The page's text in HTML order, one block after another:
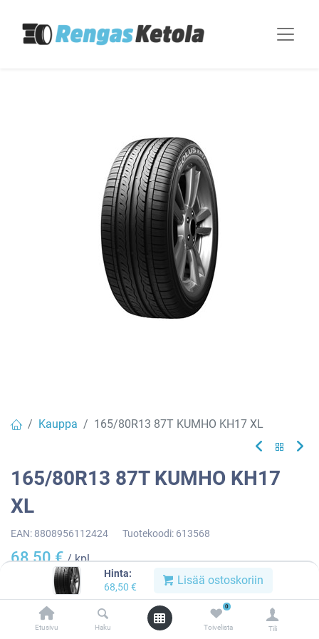
Hinta:
68,50 € Lisää ostoskoriin
Etusivu Haku
0
Toivelista Tili
Kauppa 165/80R13 87T KUMHO KH17 XL
165/80R13 87T KUMHO KH17
XL
EAN: 8808956112424 Tuotekoodi: 613568
68,50€ / kpl
Toimittajilla (kotimaa):Saatavilla
Toimitusaika: 3 arkipäivää